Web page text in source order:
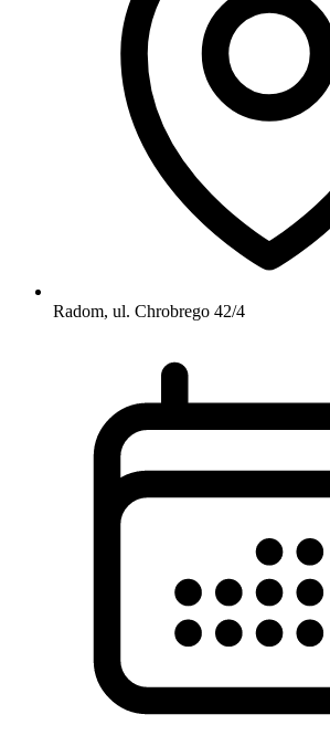
Radom, ul. Chrobrego 42/4